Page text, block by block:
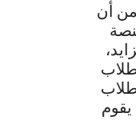
أن
في تزايد،